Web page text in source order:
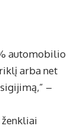
automobilio
arba net
–